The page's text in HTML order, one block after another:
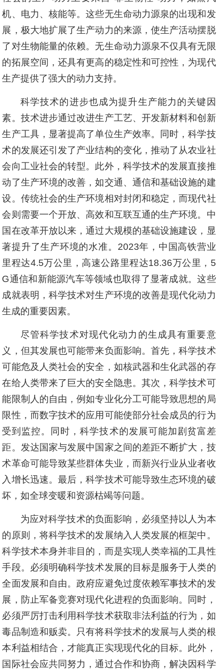
机、电力、核能等。这些无生命动力源泉的出现和发
展，极大地扩展了生产动力的来源，使生产活动摆脱
了对生物能量的依赖。无生命动力源泉不仅具有无限
的拓展空间，还具有更高的稳定性和可控性，为现代
生产提供了强大的动力支持。
科学技术的进步也成为提升生产能力的关键因
素。技术进步通过改进生产工艺、开发新材料和创新
生产工具，显著提高了单位生产效率。同时，科学技
术的发展还引发了产业结构的变化，推动了从农业社
会向工业社会的转型。此外，科学技术的发展直接推
动了生产环境的改善，如交通、通信和基础设施的建
设。传统社会的生产环境相对封闭和稳定，而现代社
会则需要一个开放、高效和互联互通的生产环境。中
国在改革开放以来，通过大规模的基础设施建设，显
著提升了生产环境的水准。2023年，中国高铁营业
里程达4.5万公里，高速公路里程达18.36万公里，5
G通信和新能源汽车等领域也取得了显著成就。这些
成就表明，科学技术对生产环境的改善是现代化动力
生成的重要因素。
尽管科学技术对现代化动力的生成具有重要意
义，但其发展也可能带来负面影响。首先，科学技术
可能危及人类社会的安全，如核武器和生化武器的存
在给人类带来了巨大的安全隐患。其次，科学技术可
能限制人的自由，例如专业化分工可能导致思想的局
限性，而数字技术的应用可能使部分社会成员的行为
受到监控。同时，科学技术的发展可能加剧贫富差
距。发达国家与发展中国家之间的差距不断扩大，技
术革命可能导致某些群体失业，而新兴行业从业者收
入增长迅速。最后，科学技术可能导致生态环境的破
坏，如全球变暖和资源枯竭等问题。
为应对科学技术的负面影响，必须坚持以人为本
的原则，将科学技术的发展纳入人类发展的框架中。
科学技术本身并非目的，而是实现人类幸福的工具性
手段。必须明确科学技术发展的目标是服务于人类的
全面发展和自由。政府应避免过度依赖军事技术的发
展，防止军备竞赛对现代化进程的负面影响。同时，
必须严厉打击利用科学技术获取非法利益的行为，如
毒品制造和贩卖。只有将科学技术的发展与人类的根
本利益相结合，才能真正实现现代化的目标。此外，
国际社会应共同努力，通过合作和协商，解决因科学